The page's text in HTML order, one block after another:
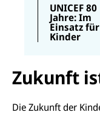
in den letzten
Jahrzehnten.
UNICEF 80
Jahre: Im
Einsatz für
Kinder
Zukunft
Die Zukunft der